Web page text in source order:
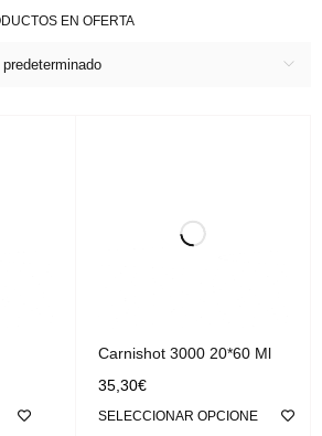
EN OFERTA
Carnishot 3000 20*60 Ml
35,30€
SELECCIONAR OPCIONE